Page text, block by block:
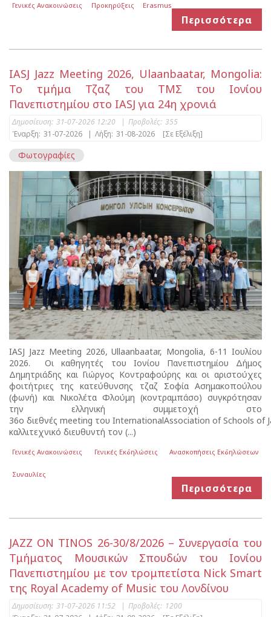
Γενικές Ανακοινώσεις Προκηρύξεις Erasmus
Περισσότερα
IASJ Jazz Meeting 2026, Ulaanbaatar, Mongolia:
Το τμήμα Τζαζ του ΤΜΣ του Ιονίου
Πανεπιστημίου στο IASJ για 24η χρονιά
Δημοσίευση: 31-07-2026 12:20 | Προβολές: 355
Έναρξη: 31-07-2026 | Λήξη: 31-08-2026 [Σε Εξέλιξη]
Φωτογραφίες
IASJ Jazz Meeting 2026, Ullaanbaatar, Mongolia, 6-11 Ιουλίου
2026. Οι καθηγητές του Ιονίου Πανεπιστημίου Δήμος
Δημητριάδης και Γιώργος Κοντραφούρης και οι αριστούχες
φοιτήτριες της κατεύθυνσης τζαζ Σοφία Ασημακοπούλου
(φωνή) και Νικολέτα Φλούμη (κοντραμπάσο) συγκρότησαν
την ελληνική συμμετοχή στο
36o διεθνές meeting του InternationalAssociation of Schools of
καλλιτεχνικό διευθυντή τον (...)
Γενικές Ανακοινώσεις Γενικές Εκδηλώσεις Ανασκοπήσεις Εκδηλώσεων
Συναυλίες
Περισσότερα
JAZZ ON TINOS 26-30/8/2026 – Συνεργασία του
Τμήματος Μουσικών Σπουδών του Ιονίου
Πανεπιστημίου με τον τρομπετίστα Nick Smart
της Royal Academy of Music του Λονδίνου
Δημοσίευση: 31-07-2026 11:52 | Προβολές: 1200